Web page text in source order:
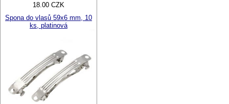
18.00 CZK
Spona do vlasů 59x6 mm, 10
ks, platinová